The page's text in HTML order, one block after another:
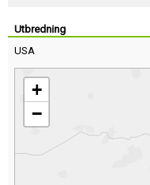
Utbredning
USA
+
−